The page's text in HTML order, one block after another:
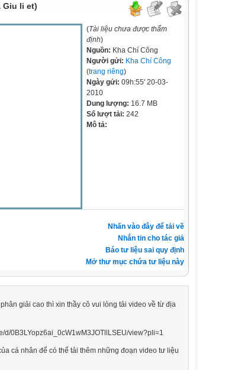
Giu li et)
(Tài liệu chưa được thẩm
định)
Nguồn: Kha Chí Công
Người gửi: Kha Chí Công
(trang riêng)
Ngày gửi: 09h:55' 20-03-
2010
Dung lượng: 16.7 MB
Số lượt tải: 242
Mô tả:
Nhấn vào đây để tải về
Nhắn tin cho tác giả
Báo tư liệu sai quy định
Mở thư mục chứa tư liệu này
giải cao thì xin thầy cô vui lòng tải video về từ địa
d/0B3LYopz6ai_0cW1wM3JOTllLSEU/view?pli=1
cá nhân để có thể tải thêm những đoạn video tư liệu